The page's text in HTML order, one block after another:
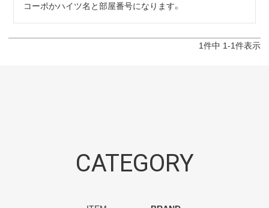
コーポかハイツ名と部屋番号になります。
1件中 1-1件表示
CATEGORY